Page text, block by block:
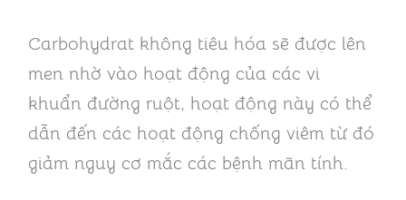
Carbohydrat không tiêu hóa sẽ được lên
men nhờ vào hoạt động của các vi
khuẩn đường ruột, hoạt động này có thể
dẫn đến các hoạt động chống viêm từ đó
giảm nguy cơ mắc các bệnh mãn tính.